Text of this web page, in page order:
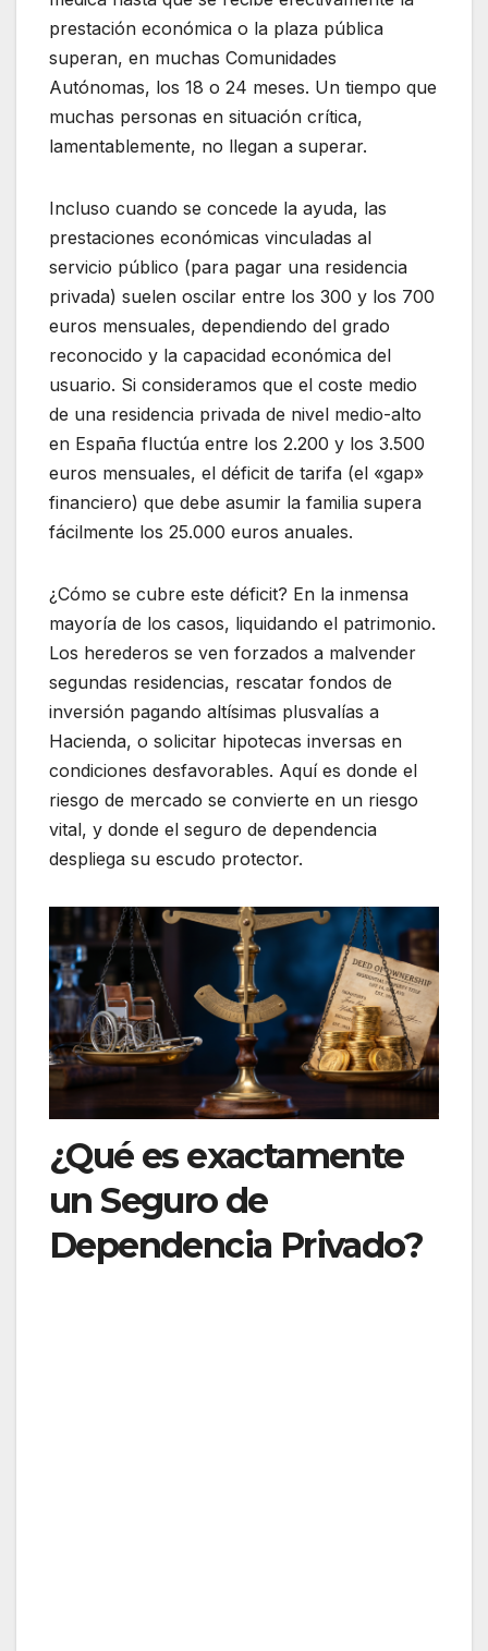
prestación económica o la plaza pública
superan, en muchas Comunidades
Autónomas, los 18 o 24 meses. Un tiempo que
muchas personas en situación crítica,
lamentablemente, no llegan a superar.
Incluso cuando se concede la ayuda, las
prestaciones económicas vinculadas al
servicio público (para pagar una residencia
privada) suelen oscilar entre los 300 y los 700
euros mensuales, dependiendo del grado
reconocido y la capacidad económica del
usuario. Si consideramos que el coste medio
de una residencia privada de nivel medio-alto
en España fluctúa entre los 2.200 y los 3.500
euros mensuales, el déficit de tarifa (el «gap»
financiero) que debe asumir la familia supera
fácilmente los 25.000 euros anuales.
¿Cómo se cubre este déficit? En la inmensa
mayoría de los casos, liquidando el patrimonio.
Los herederos se ven forzados a malvender
segundas residencias, rescatar fondos de
inversión pagando altísimas plusvalías a
Hacienda, o solicitar hipotecas inversas en
condiciones desfavorables. Aquí es donde el
riesgo de mercado se convierte en un riesgo
vital, y donde el seguro de dependencia
despliega su escudo protector.
¿Qué es exactamente
un Seguro de
Dependencia Privado?